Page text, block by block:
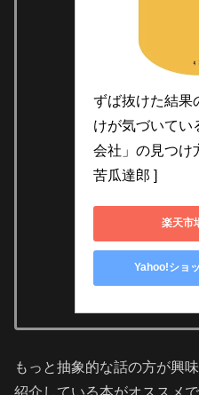
ずば抜けた結果
けが気づいてい
会社」の見つけ
苦瓜達郎 ]
楽天市
Yahoo!ショ
もっと抽象的な話の方が興